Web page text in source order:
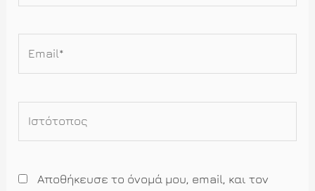
Αποθήκευσε το όνομά μου, email, και τον